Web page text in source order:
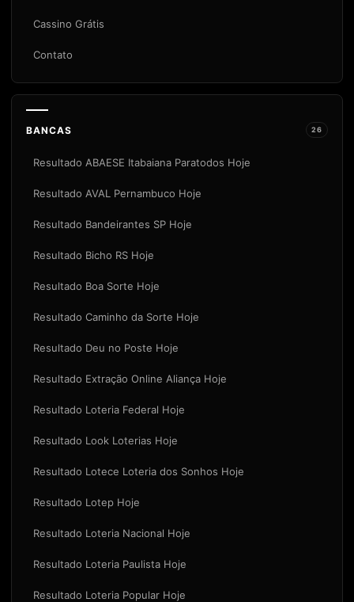
Cassino Grátis
Contato
BANCAS 26
Resultado ABAESE Itabaiana Paratodos Hoje
Resultado AVAL Pernambuco Hoje
Resultado Bandeirantes SP Hoje
Resultado Bicho RS Hoje
Resultado Boa Sorte Hoje
Resultado Caminho da Sorte Hoje
Resultado Deu no Poste Hoje
Resultado Extração Online Aliança Hoje
Resultado Loteria Federal Hoje
Resultado Look Loterias Hoje
Resultado Lotece Loteria dos Sonhos Hoje
Resultado Lotep Hoje
Resultado Loteria Nacional Hoje
Resultado Loteria Paulista Hoje
Resultado Loteria Popular Hoje